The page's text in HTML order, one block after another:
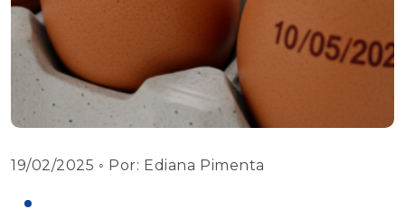
19/02/2025 ◦ Por: Ediana Pimenta